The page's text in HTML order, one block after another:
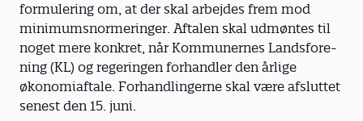
formulering om, at der skal arbejdes frem mod
minimumsnor­me­ringer. Aftalen skal udmøntes til
noget mere konkret, når Kommunernes Landsfore­
ning (KL) og regeringen forhandler den årlige
økonomiaftale. Forhandlingerne skal være afsluttet
senest den 15. juni.